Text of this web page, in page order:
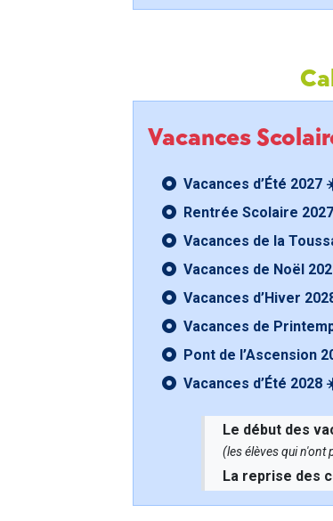
Vacances
Vacances d’Été 2027
Rentrée Scolaire
Vacances de la
Vacances de Noël
Vacances d’Hiver
Vacances de
Pont de l’Ascension
Vacances d’Été 2028
Le début des
(les élèves qui n'ont
La reprise des